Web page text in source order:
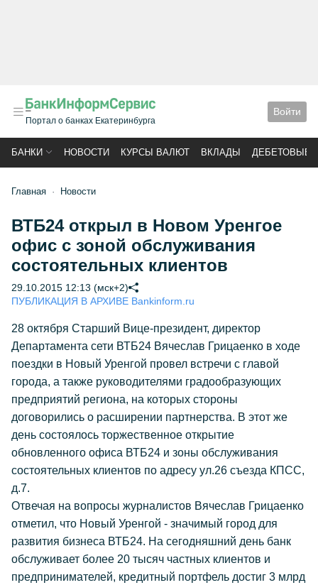
Портал о банках Екатеринбурга
Войти
БАНКИ НОВОСТИ КУРСЫ ВАЛЮТ ВКЛАДЫ ДЕБЕТОВЫЕ
Главная Новости
ВТБ24 открыл в Новом Уренгое
офис с зоной обслуживания
состоятельных клиентов
29.10.2015 12:13 (мск+2)
ПУБЛИКАЦИЯ В АРХИВЕ Bankinform.ru
28 октября Старший Вице-президент, директор
Департамента сети ВТБ24 Вячеслав Грицаенко в ходе
поездки в Новый Уренгой провел встречи с главой
города, а также руководителями градообразующих
предприятий региона, на которых стороны
договорились о расширении партнерства. В этот же
день состоялось торжественное открытие
обновленного офиса ВТБ24 и зоны обслуживания
состоятельных клиентов по адресу ул.26 съезда КПСС,
д.7.
Отвечая на вопросы журналистов Вячеслав Грицаенко
отметил, что Новый Уренгой - значимый город для
развития бизнеса ВТБ24. На сегодняшний день банк
обслуживает более 20 тысяч частных клиентов и
предпринимателей, кредитный портфель достиг 3 млрд